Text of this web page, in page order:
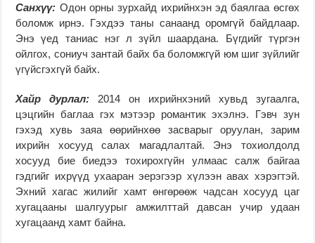
Санхүү: Одон орны зурхайд ихрийнхэн эд баялгаа өсгөх
боломж ирнэ. Гэхдээ таны санаанд оромгүй байдлаар.
Энэ үед таниас нэг л зүйл шаардана. Бүгдийг түргэн
ойлгох, сониуч зантай байх ба боломжгүй юм шиг зүйлийг
үгүйсгэхгүй байх.
Хайр дурлал: 2014 он ихрийнхэний хувьд зугаалга,
цэцгийн баглаа гэх мэтээр романтик эхэлнэ. Гэвч зун
гэхэд хувь заяа өөрийнхөө засварыг оруулан, зарим
ихрийн хосууд салах магадлалтай. Энэ тохиолдолд
хосууд бие биедээ тохирохгүйн улмаас салж байгаа
гэдгийг ихрүүд ухааран эерэгээр хүлээн авах хэрэгтэй.
Эхний хагас жилийг хамт өнгөрөөж чадсан хосууд цаг
хугацааны шалгуурыг амжилттай давсан учир удаан
хугацаанд хамт байна.